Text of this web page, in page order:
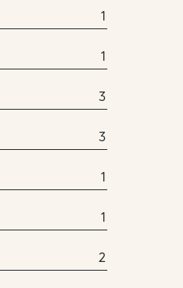
1
1
3
3
1
1
2